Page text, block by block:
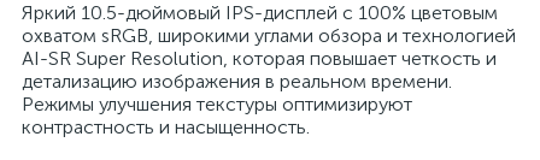
Яркий 10.5-дюймовый IPS-дисплей с 100% цветовым
охватом sRGB, широкими углами обзора и технологией
AI-SR Super Resolution, которая повышает четкость и
детализацию изображения в реальном времени.
Режимы улучшения текстуры оптимизируют
контрастность и насыщенность.